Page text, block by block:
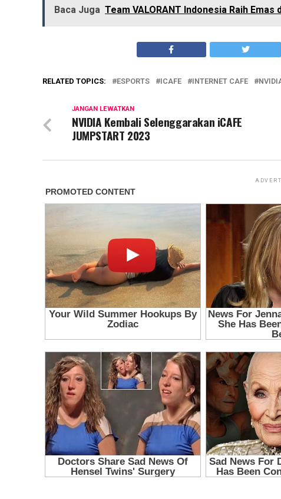
Baca Juga Team VALORANT Indonesia Raih Emas
RELATED TOPICS: ESPORTS ICAFE INTERNET CAFE
JANGAN LEWATKAN
NVIDIA Kembali Selenggarakan iCAFE
JUMPSTART 2023